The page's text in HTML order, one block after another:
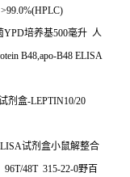
>99.0%(HPLC)
YPD培养基500毫升 人
B48,apo-B48 ELISA
剂盒-LEPTIN10/20
试剂盒小鼠解整合
96T/48T 315-22-0野百